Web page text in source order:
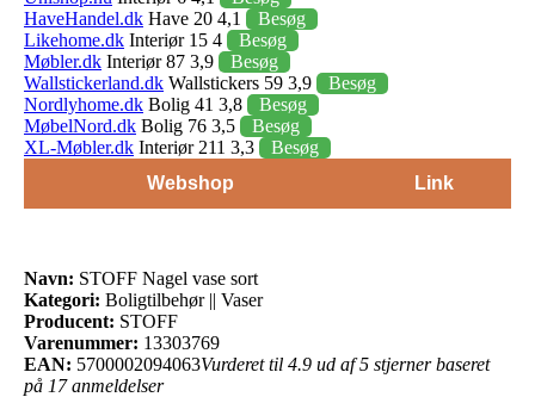
HaveHandel.dk Have 20 4,1
Besøg
Likehome.dk Interiør 15 4
Besøg
Møbler.dk Interiør 87 3,9
Besøg
Wallstickerland.dk Wallstickers 59 3,9
Besøg
Nordlyhome.dk Bolig 41 3,8
Besøg
MøbelNord.dk Bolig 76 3,5
Besøg
XL-Møbler.dk Interiør 211 3,3
Besøg
Webshop
Link
Navn: STOFF Nagel vase sort
Kategori: Boligtilbehør || Vaser
Producent: STOFF
Varenummer: 13303769
EAN: 5700002094063Vurderet til 4.9 ud af 5 stjerner baseret
på 17 anmeldelser